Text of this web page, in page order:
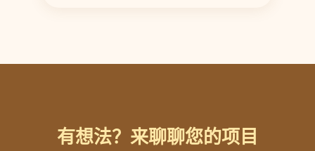
有想法？来聊聊您的项目